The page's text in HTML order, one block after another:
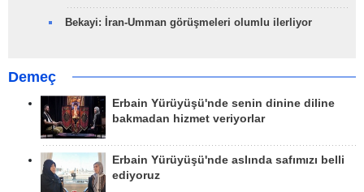
Bekayi: İran-Umman görüşmeleri olumlu ilerliyor
Demeç
Erbain Yürüyüşü'nde senin dinine diline
bakmadan hizmet veriyorlar
Erbain Yürüyüşü'nde aslında safımızı belli
ediyoruz